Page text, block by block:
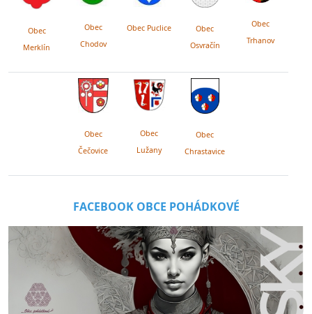
Obec
Merklín
Obec
Chodov
Obec Puclice
Obec
Osvračín
Obec
Trhanov
Obec
Čečovice
Obec
Lužany
Obec
Chrastavice
FACEBOOK OBCE POHÁDKOVÉ